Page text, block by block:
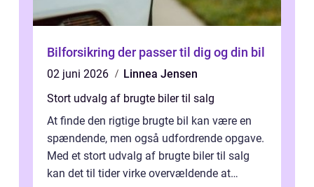
Bilforsikring der passer til dig og din bil
02 juni 2026
Linnea Jensen
Stort udvalg af brugte biler til salg
At finde den rigtige brugte bil kan være en
spændende, men også udfordrende opgave.
Med et stort udvalg af brugte biler til salg
kan det til tider virke overvældende at